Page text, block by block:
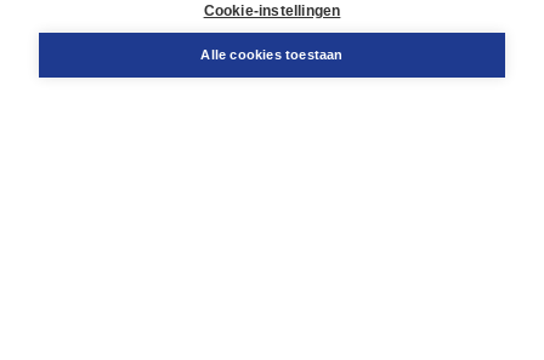
Cookie-instellingen
Alle cookies toestaan